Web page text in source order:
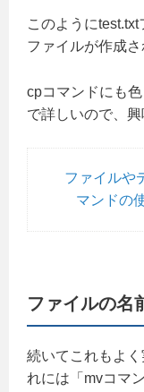
このように
ファイルが作成さ
cpコマンドにも
で詳しいので、
ファイルや
マンドの
ファイルの名
続いてこれもよ
れには「mvコマ